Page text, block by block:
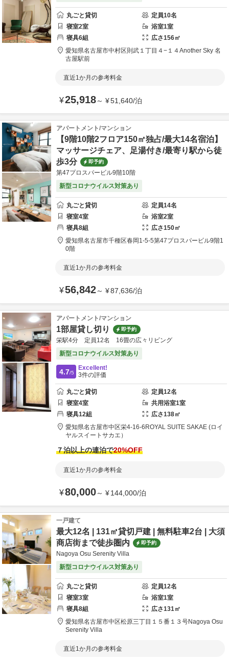
丸ごと貸切 定員10名
寝室2室 浴室1室
寝具6組 広さ156㎡
愛知県名古屋市中村区則武１丁目４−１４Another Sky 名
古屋駅前
直近1か月の参考料金
¥25,918～ ¥51,640/泊
アパートメント/マンション
【9階10階2フロア150㎡独占/最大14名宿泊】
マッサージチェア、足湯付き/最寄り駅から徒
歩3分
即予約
第47プロスパービル9階10階
新型コロナウイルス対策あり
丸ごと貸切 定員14名
寝室4室 浴室2室
寝具8組 広さ150㎡
愛知県名古屋市千種区春岡1-5-5第47プロスパービル9階1
0階
直近1か月の参考料金
¥56,842～ ¥87,636/泊
アパートメント/マンション
1部屋貸し切り 即予約
栄駅4分 定員12名 16畳の広々リビング
新型コロナウイルス対策あり
4.7/5
Excellent!
3件の評価
丸ごと貸切 定員12名
寝室4室 共用浴室1室
寝具12組 広さ138㎡
愛知県名古屋市中区栄4-16-6 ROYAL SUITE SAKAE (ロイ
ヤルスイートサカエ）
７泊以上の連泊で20%OFF
直近1か月の参考料金
¥80,000～ ¥144,000/泊
一戸建て
最大12名 | 131㎡貸切戸建 | 無料駐車2台 | 大須
商店街まで徒歩圏内
即予約
Nagoya Osu Serenity Villa
新型コロナウイルス対策あり
丸ごと貸切 定員12名
寝室3室 浴室1室
寝具8組 広さ131㎡
愛知県名古屋市中区松原三丁目１５番１３号Nagoya Osu
Serenity Villa
直近1か月の参考料金